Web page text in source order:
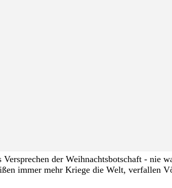
der Weihnachtsbotschaft - nie
immer mehr Kriege die Welt, verfallen